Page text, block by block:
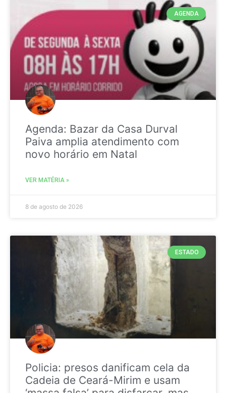
AGENDA
Agenda: Bazar da Casa Durval
Paiva amplia atendimento com
novo horário em Natal
VER MATÉRIA »
8 de agosto de 2026
ESTADO
Policia: presos danificam cela da
Cadeia de Ceará-Mirim e usam